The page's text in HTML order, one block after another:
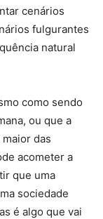
cenários
fulgurantes
natural
como sendo
ou que a
das
acometer a
que uma
sociedade
é algo que vai